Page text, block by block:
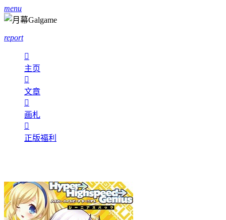
menu
report

主页

文章

画札

正版福利